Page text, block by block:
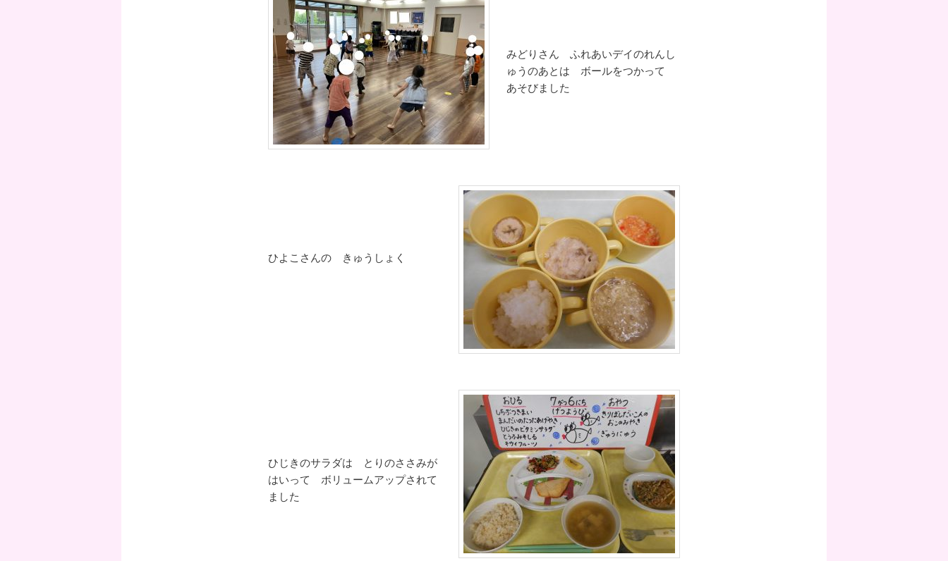
みどりさん ふれあいデイのれんし
ゅうのあとは ボールをつかって
あそびました
ひよこさんの きゅうしょく
ひじきのサラダは とりのささみが
はいって ボリュームアップされて
ました